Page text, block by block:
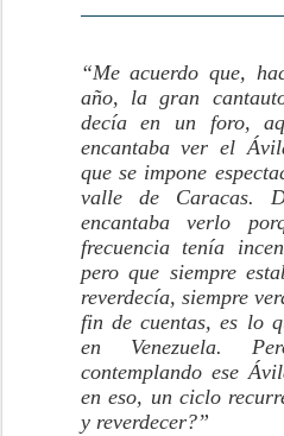
“Me acuerdo que,
año, la gran
decía en un foro,
encantaba ver el
que se impone
valle de Caracas.
encantaba verlo
frecuencia tenía
pero que siempre
reverdecía, siempre
fin de cuentas, es lo
en Venezuela.
contemplando ese
en eso, un ciclo
y reverdecer?”